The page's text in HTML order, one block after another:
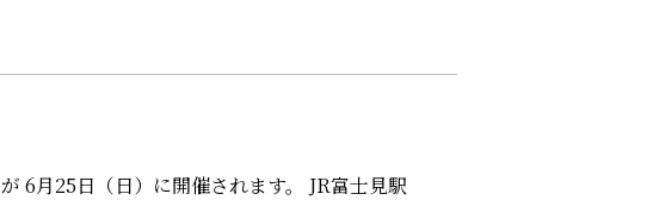
6月25日（日）に開催されます。 JR富士見駅